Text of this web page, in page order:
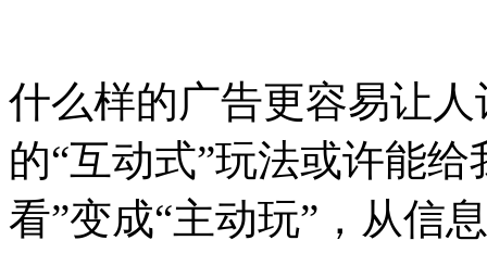
什么样的广告更容易让
的“互动式”玩法或许能
看”变成“主动玩”，从信